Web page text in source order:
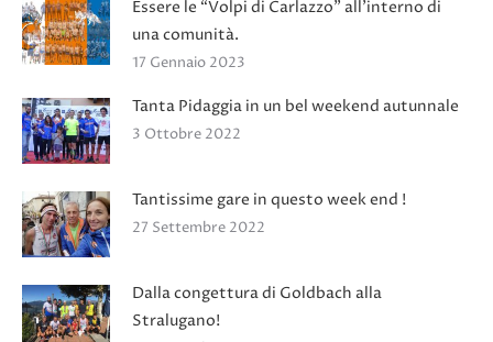
Essere le “Volpi di Carlazzo” all’interno di
una comunità.
17 Gennaio 2023
Tanta Pidaggia in un bel weekend autunnale
3 Ottobre 2022
Tantissime gare in questo week end !
27 Settembre 2022
Dalla congettura di Goldbach alla
Stralugano!